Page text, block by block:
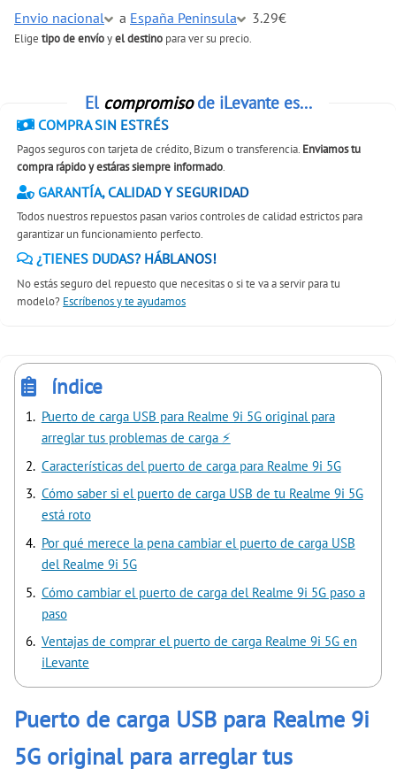
Envio nacional
a España Peninsula 3.29€
Elige tipo de envíoyel destino para ver su precio.
El compromisode iLevante es...
COMPRA SIN ESTRÉS
Pagos seguros con tarjeta de crédito, Bizum o transferencia. Enviamos tu
compra rápido y estáras siempre informado.
GARANTÍA, CALIDAD Y SEGURIDAD
Todos nuestros repuestos pasan varios controles de calidad estrictos para
garantizar un funcionamiento perfecto.
¿TIENES DUDAS? HÁBLANOS!
No estás seguro del repuesto que necesitas o si te va a servir para tu
modelo? Escríbenos y te ayudamos
índice
Puerto de carga USB para Realme 9i 5G original para
arreglar tus problemas de carga ⚡
Características del puerto de carga para Realme 9i 5G
Cómo saber si el puerto de carga USB de tu Realme 9i 5G
está roto
Por qué merece la pena cambiar el puerto de carga USB
del Realme 9i 5G
Cómo cambiar el puerto de carga del Realme 9i 5G paso a
paso
Ventajas de comprar el puerto de carga Realme 9i 5G en
iLevante
Puerto de carga USB para Realme 9i
5G original para arreglar tus